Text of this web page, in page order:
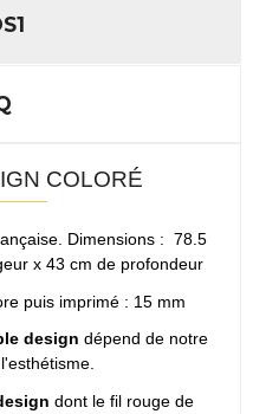
COLORÉ
Dimensions : 78.5
x 43 cm de profondeur
puis imprimé : 15 mm
design dépend de notre
dont le fil rouge de